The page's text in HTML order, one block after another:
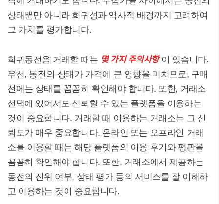
상태뿐만 아니라 희귀성과 역사적 배경까지 고려하여
그 가치를 평가합니다.
희귀동전을 거래할 때는 몇 가지 주의사항 이 있습니다.
우선, 동전의 상태가 가격에 큰 영향을 미치므로, 구매
전에는 상태를 꼼꼼히 확인해야 합니다. 또한, 거래소
선택에 있어서도 신뢰할 수 있는 플랫폼을 이용하는
것이 중요합니다. 거래할 때 이용하는 거래소는 그 신
뢰도가 매우 중요합니다. 온라인 또는 오프라인 거래
소를 이용할 때는 해당 플랫폼의 이용 후기와 평판을
꼼꼼히 확인해야 합니다. 또한, 거래소에서 제공하는
동전의 진위 여부, 상태 평가 등의 서비스를 잘 이해하
고 이용하는 것이 중요합니다.